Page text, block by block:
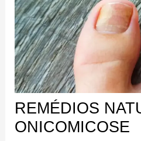
REMÉDIOS
ONICOMICOSE